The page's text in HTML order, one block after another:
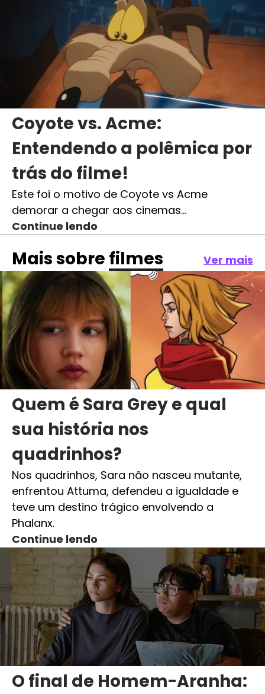
Coyote vs. Acme:
Entendendo a polêmica por
trás do filme!
Este foi o motivo de Coyote vs Acme
demorar a chegar aos cinemas…
Continue lendo
Mais sobre filmes Ver mais
Quem é Sara Grey e qual
sua história nos
quadrinhos?
Nos quadrinhos, Sara não nasceu mutante,
enfrentou Attuma, defendeu a igualdade e
teve um destino trágico envolvendo a
Phalanx.
Continue lendo
O final de Homem-Aranha: